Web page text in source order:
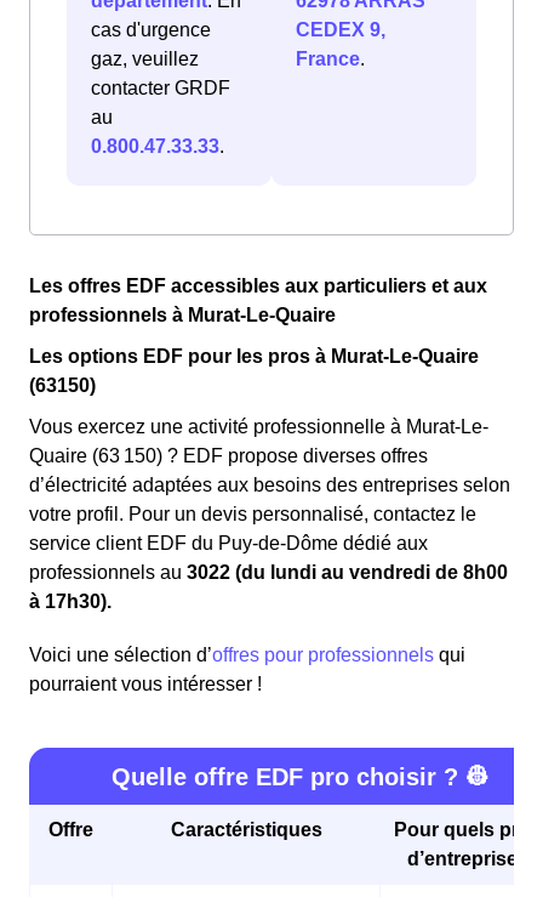
cas d'urgence
gaz, veuillez
contacter GRDF
au
0.800.47.33.33.
CEDEX 9,
France.
Les offres EDF accessibles aux particuliers et aux
professionnels à Murat-Le-Quaire
Les options EDF pour les pros à Murat-Le-Quaire
(63150)
Vous exercez une activité professionnelle à Murat-Le-
Quaire (63 150) ? EDF propose diverses offres
d’électricité adaptées aux besoins des entreprises selon
votre profil. Pour un devis personnalisé, contactez le
service client EDF du Puy-de-Dôme dédié aux
professionnels au 3022 (du lundi au vendredi de 8h00
à 17h30).
Voici une sélection d’offres pour professionnels qui
pourraient vous intéresser !
Quelle offre EDF pro choisir ? 👷
Offre Caractéristiques
Pour quels
d’entreprises